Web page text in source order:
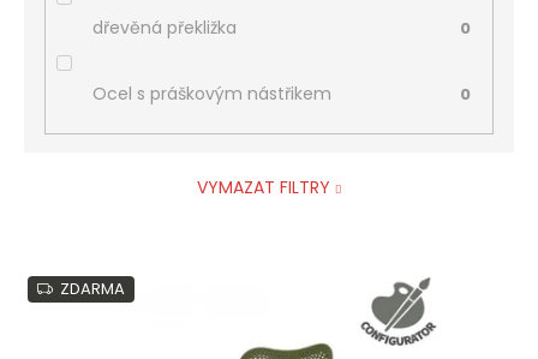
dřevěná překližka 0
Ocel s práškovým nástřikem 0
VYMAZAT FILTRY
V
ý ZDARMA